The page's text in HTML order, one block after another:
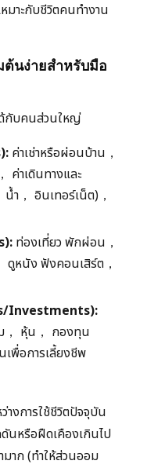
มาะกับชีวิตคนทำงาน
นง่ายสำหรับมือ
ด้กับคนส่วนใหญ่
ค่าเช่าหรือผ่อนบ้าน，
ค่าเดินทางและ
ำ， อินเทอร์เน็ต)，
ท่องเที่ยว พักผ่อน，
ดูหนัง ฟังคอนเสิร์ต，
Investments):
， หุ้น， กองทุน
พื่อการเลี้ยงชีพ
างการใช้ชีวิตปัจจุบัน
นหรือฝืดเคืองเกินไป
มาก (ทำให้ส่วนออม